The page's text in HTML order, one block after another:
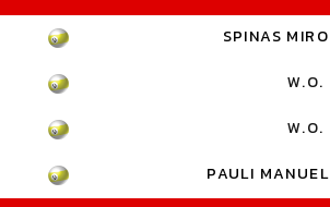
SPINAS MIRO
W.O.
W.O.
PAULI MANUEL